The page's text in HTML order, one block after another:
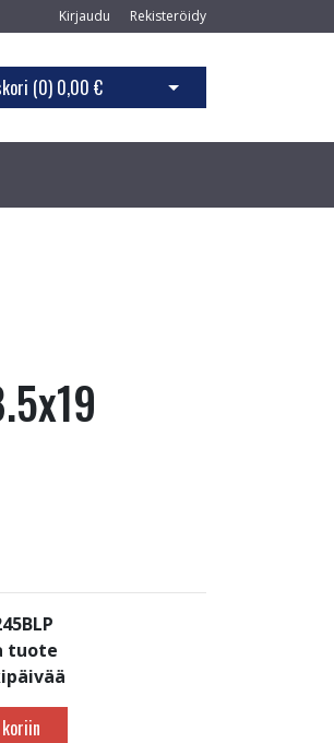
Kirjaudu Rekisteröidy
(0) 0,00 € Avaa ostoskori
tuote